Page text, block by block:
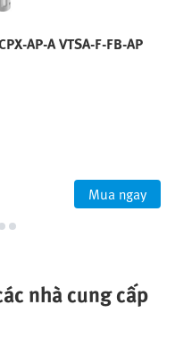
AP-A VTSA-F-FB-AP
Mua ngay
nhà cung cấp